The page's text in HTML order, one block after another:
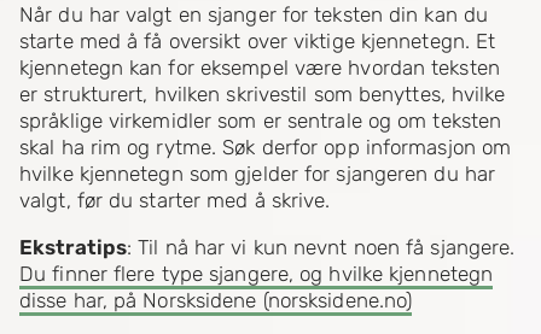
Når du har valgt en sjanger for teksten din kan du
starte med å få oversikt over viktige kjennetegn. Et
kjennetegn kan for eksempel være hvordan teksten
er strukturert, hvilken skrivestil som benyttes, hvilke
språklige virkemidler som er sentrale og om teksten
skal ha rim og rytme. Søk derfor opp informasjon om
hvilke kjennetegn som gjelder for sjangeren du har
valgt, før du starter med å skrive.
Ekstratips: Til nå har vi kun nevnt noen få sjangere.
Du finner flere type sjangere, og hvilke kjennetegn
disse har, på Norsksidene (norsksidene.no)